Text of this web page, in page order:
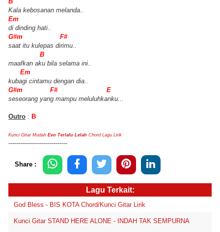
Kala kebosanan melanda..
Em
di dinding hati..
G#m F#
saat itu kulepas dirimu..
B
maafkan aku bila selama ini..
Em
kubagi cintamu dengan dia..
G#m F# E
seseorang yang mampu meluluhkanku...
Outro : B
Kunci Gitar Mudah Evo Terlalu Lelah Chord Lagu Lirik
------------------------------
Share :
Lagu Terkait:
God Bless - BIS KOTA Chord/Kunci Gitar Lirik
Kunci Gitar STAND HERE ALONE - INDAH TAK SEMPURNA